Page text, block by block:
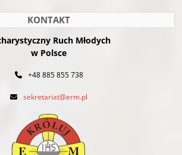
KONTAKT
Ruch Młodych
w Polsce
+48 885 855 738
sekretariat@erm.pl